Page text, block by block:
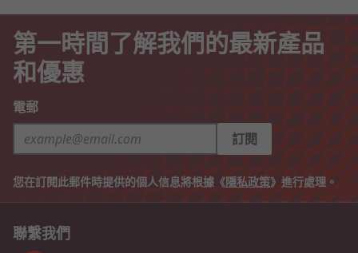
第一時間了解我們的最新產品
和優惠
電郵
訂閱
您在訂閱此郵件時提供的個人信息將根據《隱私政策》進行處理。
聯繫我們